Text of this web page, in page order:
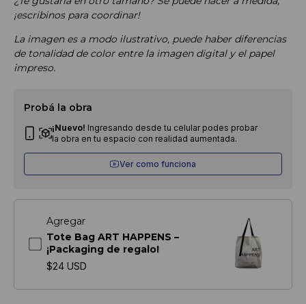
¡escribinos para coordinar!
La imagen es a modo ilustrativo, puede haber diferencias
de tonalidad de color entre la imagen digital y el papel
impreso.
Probá la obra
¡Nuevo! Ingresando desde tu celular podes probar
la obra en tu espacio con realidad aumentada.
Ver como funciona
Agregar
Tote Bag ART HAPPENS –
¡Packaging de regalo!
$24 USD